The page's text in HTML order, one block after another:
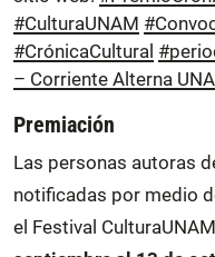
#CulturaUNAM
#CrónicaCultural
– Corriente Alterna
Premiación
Las personas autoras
notificadas por medio
el Festival